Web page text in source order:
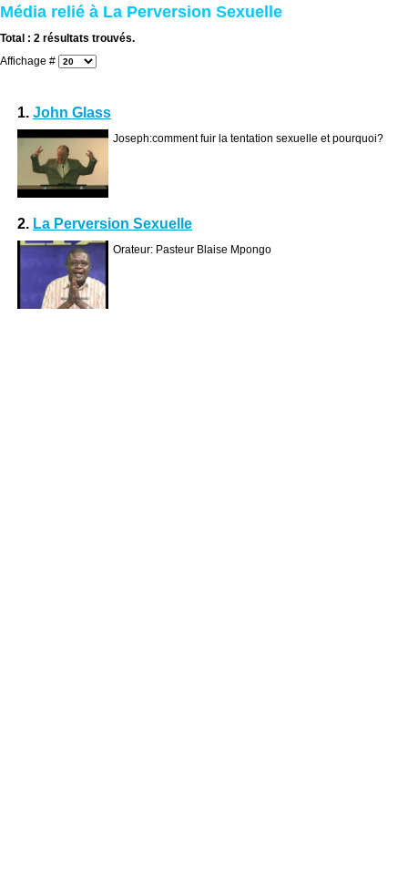
Média relié à La Perversion Sexuelle
Total : 2 résultats trouvés.
Affichage #
1. John Glass
Joseph:comment fuir la tentation sexuelle et pourquoi?
2. La Perversion Sexuelle
Orateur: Pasteur Blaise Mpongo